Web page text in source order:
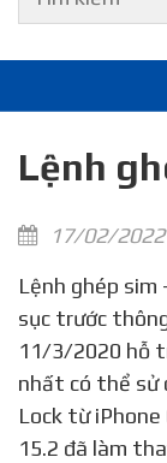
Lệnh
17/02/2022
Lệnh ghép sim – Cộng đồng công nghệ Việt Nam sôi
sục trước
11/3/2020 hỗ
nhất có thể sử
Lock từ iPhone
15.2 đã làm